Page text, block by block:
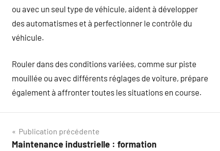
ou avec un seul type de véhicule, aident à développer
des automatismes et à perfectionner le contrôle du
véhicule.
Rouler dans des conditions variées, comme sur piste
mouillée ou avec différents réglages de voiture, prépare
également à affronter toutes les situations en course.
Navigation
Publication précédente
Maintenance industrielle : formation